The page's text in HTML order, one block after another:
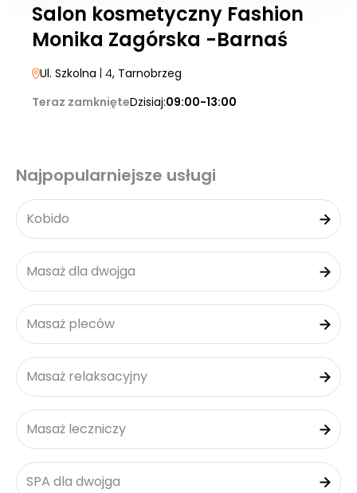
Salon kosmetyczny Fashion
Monika Zagórska -Barnaś
Ul. Szkolna | 4, Tarnobrzeg
Teraz zamknięteDzisiaj:09:00-13:00
Najpopularniejsze usługi
Kobido
Masaż dla dwojga
Masaż pleców
Masaż relaksacyjny
Masaż leczniczy
SPA dla dwojga